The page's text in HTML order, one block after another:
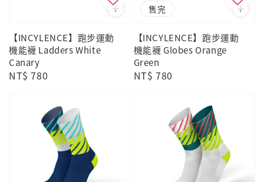
【INCYLENCE】跑步運動
機能襪 Ladders White
Canary
Regular
NT$ 780
售完
【INCYLENCE】跑步運動
機能襪 Globes Orange
Green
Regular
NT$ 780